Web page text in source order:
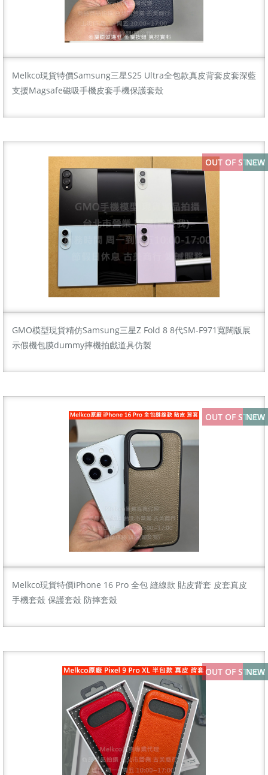
Melkco現貨特價Samsung三星S25 Ultra全包款真皮背套皮套深藍
支援Magsafe磁吸手機皮套手機保護套殼
OUT OF STOCK
NEW
GMO模型現貨精仿Samsung三星Z Fold 8 8代SM-F971寬闊版展
示假機包膜dummy摔機拍戲道具仿製
OUT OF STOCK
NEW
Melkco現貨特價iPhone 16 Pro 全包 縫線款 貼皮背套 皮套真皮
手機套殼 保護套殼 防摔套殼
OUT OF STOCK
NEW